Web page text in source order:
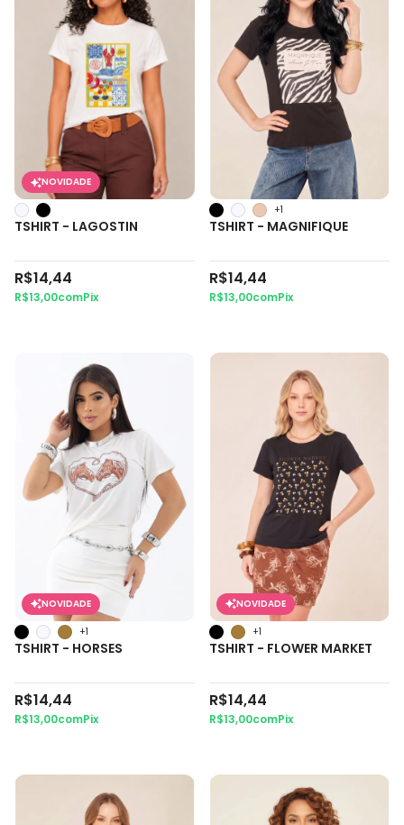
TSHIRT - LAGOSTIN
NOVIDADE
R$14,44
R$13,00comPix
TSHIRT - MAGNIFIQUE
R$14,44
R$13,00comPix
+1
TSHIRT - HORSES
NOVIDADE
R$14,44
R$13,00comPix
+1
TSHIRT - FLOWER MARKET
NOVIDADE
R$14,44
R$13,00comPix
+1